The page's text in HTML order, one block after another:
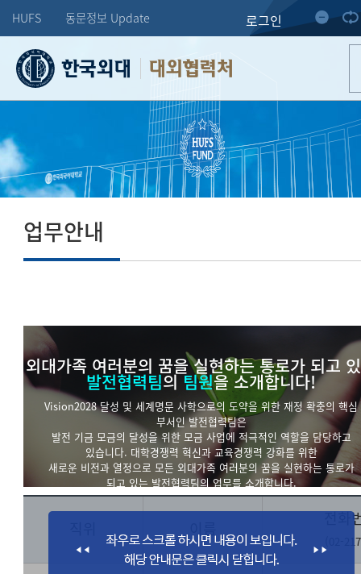
HUFS 동문정보 Update 로그인
대외협력처
업무안내
외대가족 여러분의 꿈을 실현하는 통로가 되고
발전협력팀의팀원을 소개합니다!
Vision2028 달성 및 세계명문 사학으로의 도약을 위한 재정 확충의 핵심
부서인 발전협력팀은
발전 기금 모금의 달성을 위한 모금 사업에 적극적인 역할을 담당하고
있습니다. 대학경쟁력 혁신과 교육경쟁력 강화를 위한
새로운 비전과 열정으로 모든 외대가족 여러분의 꿈을 실현하는 통로가
되고 있는 발전협력팀의 업무를 소개합니다.
전화
(02-